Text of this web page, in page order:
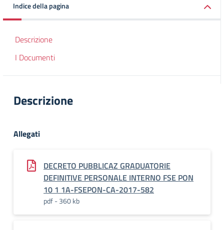
Indice della pagina
Descrizione
I Documenti
Descrizione
Allegati
DECRETO PUBBLICAZ GRADUATORIE
DEFINITIVE PERSONALE INTERNO FSE PON
10 1 1A-FSEPON-CA-2017-582
pdf - 360 kb